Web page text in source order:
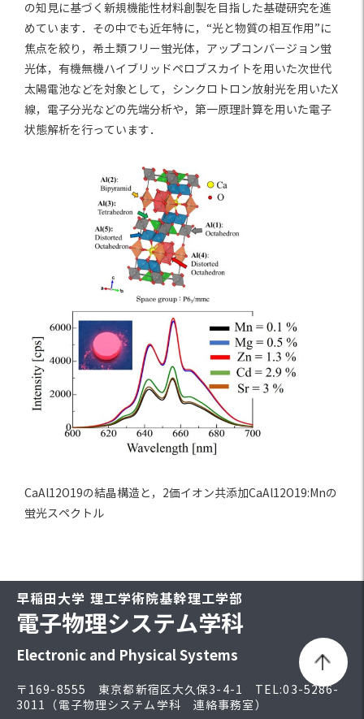
の知見に基づく新規機能性材料創製を目指した基礎研究を進
めています．その中でも近年特に，“光と物質の相互作用”に
焦点を絞り，希土類フリー蛍光体，アップコンバージョン蛍
光体，有機無機ハイブリッドペロブスカイトを用いた次世代
太陽電池などを対象として，シンクロトロン放射光を用いたX
線，電子分光などの先端分析や，第一原理計算を用いた電子
状態解析を行っています．
CaAl12O19の結晶構造と，2価イオン共添加CaAl12O19:Mnの
蛍光スペクトル
早稲田大学 理工学術院基幹理工学部
電子物理システム学科
Electronic and Physical Systems
〒169-8555 東京都新宿区大久保3-4-1 TEL:03-5286-
3011（電子物理システム学科 連絡事務室）